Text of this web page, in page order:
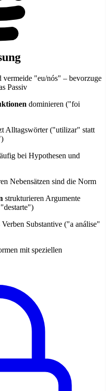
vermeide "eu/nós" – bevorzuge
Passiv
dominieren ("foi
Alltagswörter ("utilizar" statt
bei Hypothesen und
Nebensätzen sind die Norm
strukturieren Argumente
Verben Substantive ("a análise"
mit speziellen